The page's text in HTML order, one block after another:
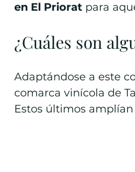
en El Priorat para
¿Cuáles son
Adaptándose a este
comarca vinícola de
Estos últimos